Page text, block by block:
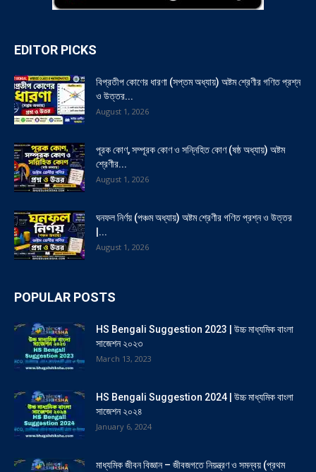
EDITOR PICKS
বিপ্রতীপ কোণের ধারণা (সপ্তম অধ্যায়) অষ্টম শ্রেণীর গণিত প্রশ্ন
ও উত্তর...
August 1, 2026
পূরক কোণ, সম্পূরক কোণ ও সন্নিহিত কোণ (ষষ্ঠ অধ্যায়) অষ্টম
শ্রেণীর...
August 1, 2026
ঘনফল নির্ণয় (পঞ্চম অধ্যায়) অষ্টম শ্রেণীর গণিত প্রশ্ন ও উত্তর
|...
August 1, 2026
POPULAR POSTS
HS Bengali Suggestion 2023 | উচ্চ মাধ্যমিক বাংলা
সাজেশন ২০২৩
March 13, 2023
HS Bengali Suggestion 2024 | উচ্চ মাধ্যমিক বাংলা
সাজেশন ২০২৪
January 6, 2024
মাধ্যমিক জীবন বিজ্ঞান – জীবজগতে নিয়ন্ত্রণ ও সমন্বয় (প্রথম